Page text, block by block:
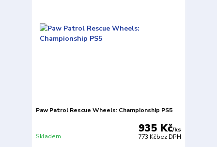
Paw Patrol Rescue Wheels: Championship PS5
935 Kč/ks
773 Kčbez DPH
Skladem